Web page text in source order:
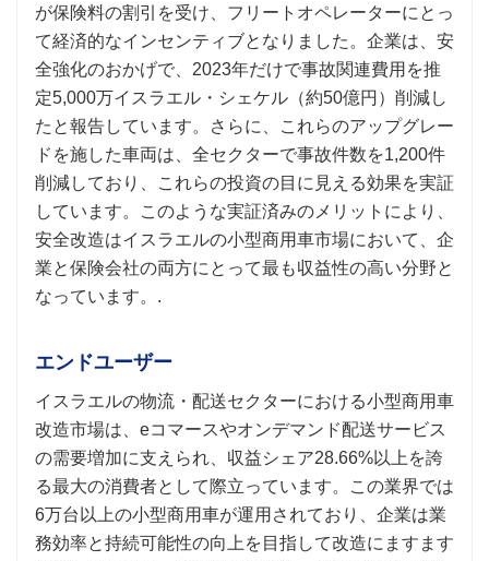
が保険料の割引を受け、フリートオペレーターにとっ
て経済的なインセンティブとなりました。企業は、安
全強化のおかげで、2023年だけで事故関連費用を推
定5,000万イスラエル・シェケル（約50億円）削減し
たと報告しています。さらに、これらのアップグレー
ドを施した車両は、全セクターで事故件数を1,200件
削減しており、これらの投資の目に見える効果を実証
しています。このような実証済みのメリットにより、
安全改造はイスラエルの小型商用車市場において、企
業と保険会社の両方にとって最も収益性の高い分野と
なっています。.
エンドユーザー
イスラエルの物流・配送セクターにおける小型商用車
改造市場は、eコマースやオンデマンド配送サービス
の需要増加に支えられ、収益シェア28.66%以上を誇
る最大の消費者として際立っています。この業界では
6万台以上の小型商用車が運用されており、企業は業
務効率と持続可能性の向上を目指して改造にますます